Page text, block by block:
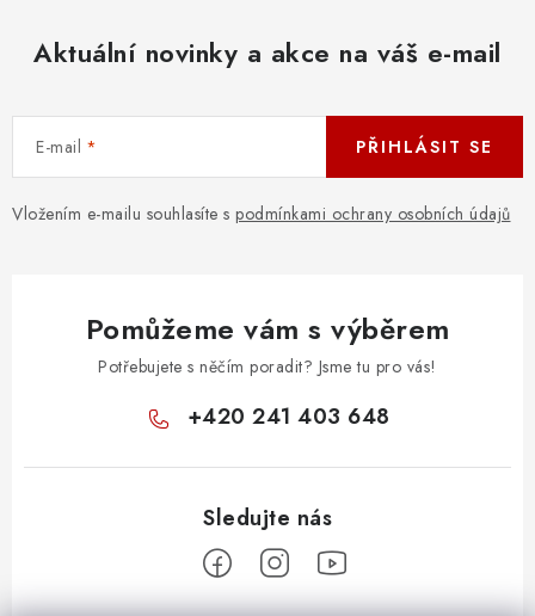
Aktuální novinky a akce na váš e-mail
E-mail
Vložením e-mailu souhlasíte s podmínkami ochrany osobních údajů
PŘIHLÁSIT SE
Pomůžeme vám s výběrem
Potřebujete s něčím poradit? Jsme tu pro vás!
+420 241 403 648